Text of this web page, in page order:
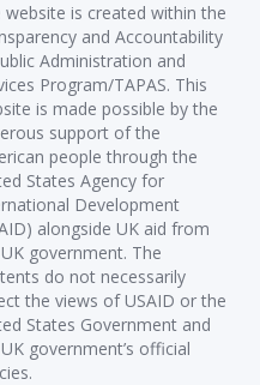
website is created within the
and Accountability
Administration and
Program/TAPAS. This
is made possible by the
support of the
people through the
States Agency for
Development
alongside UK aid from
government. The
do not necessarily
the views of USAID or the
States Government and
government’s official